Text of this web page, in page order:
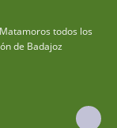
todos los
de Badajoz